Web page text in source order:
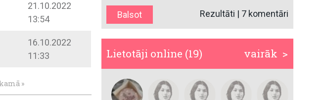
21.10.2022
13:54
16.10.2022
11:33
»
Rezultāti | 7 komentāri
vairāk >
Lietotāji online (19)